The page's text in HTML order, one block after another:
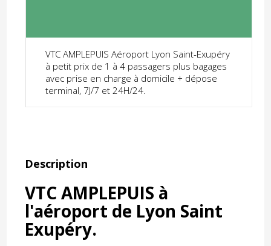
VTC AMPLEPUIS Aéroport Lyon Saint-Exupéry
à petit prix de 1 à 4 passagers plus bagages
avec prise en charge à domicile + dépose
terminal, 7J/7 et 24H/24.
Description
VTC AMPLEPUIS à
l'aéroport de Lyon Saint
Exupéry.